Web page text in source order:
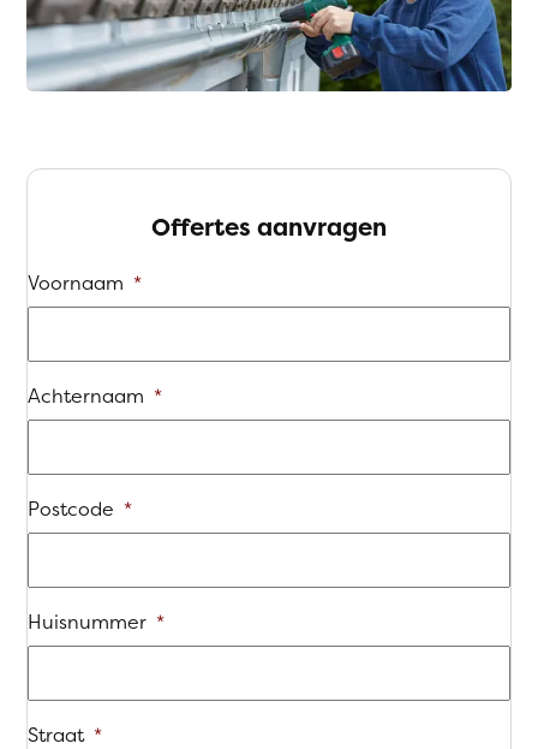
Offertes aanvragen
Voornaam *
Achternaam *
Postcode *
Huisnummer *
Straat *